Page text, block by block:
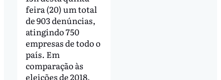
feira (20) um total
de 903 denúncias,
atingindo 750
empresas de todo o
país. Em
comparação às
eleições de 2018,